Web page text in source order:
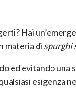
Hai
materia di spurghi
ed evitando
esigenza